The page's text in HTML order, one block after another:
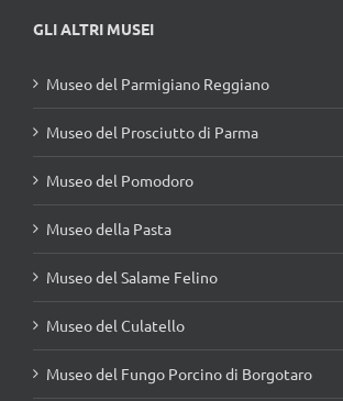
GLI ALTRI MUSEI
Museo del Parmigiano Reggiano
Museo del Prosciutto di Parma
Museo del Pomodoro
Museo della Pasta
Museo del Salame Felino
Museo del Culatello
Museo del Fungo Porcino di Borgotaro